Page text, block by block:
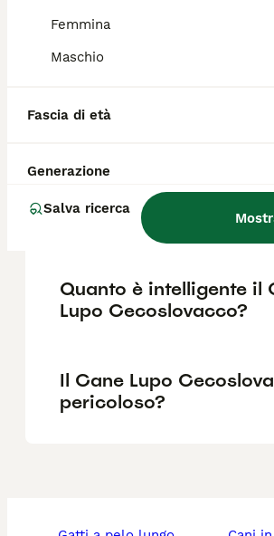
Femmina
Maschio
Fascia di età
Generazione
Salva ricerca
Cosa bisogna sapere
cane lupo
Che differenza c'è tra un
lupo e un lupo
cecoslovacco?
Quanto è intelligente il
Lupo Cecoslovacco?
Il Cane Lupo
pericoloso?